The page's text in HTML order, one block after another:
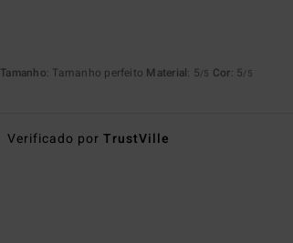
Tamanho: Tamanho perfeito Material: 5/5 Cor: 5/5
Verificado por TrustVille